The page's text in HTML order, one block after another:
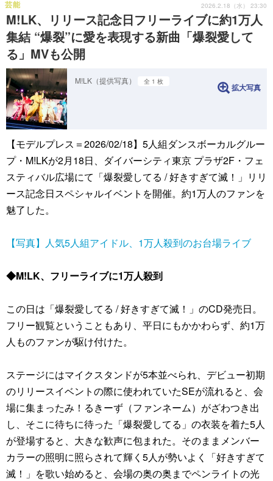
M!LK、リリース記念日フリーライブに約1万人
集結 “爆裂”に愛を表現する新曲「爆裂愛して
る」MVも公開
芸能 2026.2.18（水） 23:30
M!LK（提供写真） 全 1 枚
拡大写真
【モデルプレス＝2026/02/18】5人組ダンスボーカルグルー
プ・M!LKが2月18日、ダイバーシティ東京 プラザ2F・フェ
スティバル広場にて「爆裂愛してる / 好きすぎて滅！」リリ
ース記念日スペシャルイベントを開催。約1万人のファンを
魅了した。
【写真】人気5人組アイドル、1万人殺到のお台場ライブ
◆M!LK、フリーライブに1万人殺到
この日は「爆裂愛してる / 好きすぎて滅！」のCD発売日。
フリー観覧ということもあり、平日にもかかわらず、約1万
人ものファンが駆け付けた。
ステージにはマイクスタンドが5本並べられ、デビュー初期
のリリースイベントの際に使われていたSEが流れると、会
場に集まったみ！るきーず（ファンネーム）がざわつき出
し、そこに待ちに待った「爆裂愛してる」の衣装を着た5人
が登場すると、大きな歓声に包まれた。そのままメンバー
カラーの照明に照らされて輝く5人が勢いよく「好きすぎて
滅！」を歌い始めると、会場の奥の奥までペンライトの光